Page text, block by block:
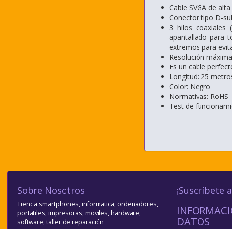
Cable SVGA de
Conector tipo D-
3 hilos coaxiales
apantallado para
extremos para
Resolución
Es un cable
Longitud: 25
Color: Negro
Normativas: RoHS
Test de
Sobre Nosotros
Tienda smartphones, informatica, ordenadores,
portatiles, impresoras, moviles, hardware,
software, taller de reparación
¡Suscríbete
DATOS